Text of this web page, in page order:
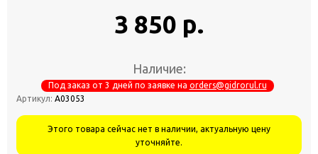
3 850 р.
Наличие:
Под заказ от 3 дней по заявке на orders@gidrorul.ru
Артикул: А03053
Этого товара сейчас нет в наличии, актуальную цену
уточняйте.